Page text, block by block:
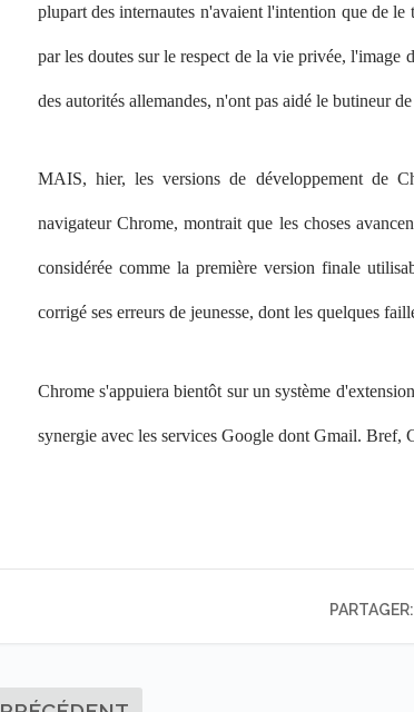
plupart des internautes n'avaient l'intention que de
par les doutes sur le respect de la vie privée, l'image
des autorités allemandes, n'ont pas aidé le butineur
MAIS, hier, les versions de développement de
navigateur Chrome, montrait que les choses
considérée comme la première version finale
corrigé ses erreurs de jeunesse, dont les quelques
Chrome s'appuiera bientôt sur un système
synergie avec les services Google dont Gmail. Bref,
PARTAGER: